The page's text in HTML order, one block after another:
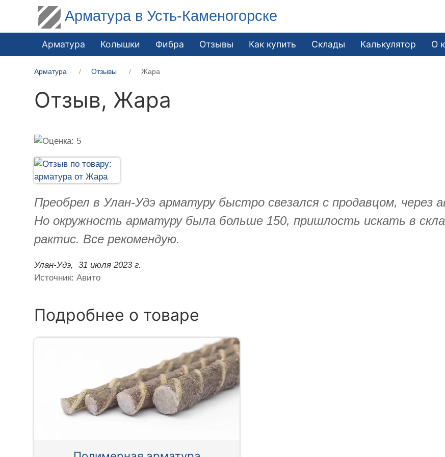
Арматура в Усть-Каменогорске
Арматура Колышки Фибра Отзывы Как купить Склады Калькулятор О
Арматура Отзывы Жара
Отзыв, Жара
Преобрел в Улан-Удэ арматуру быстро свезался с продавцом, через
Но окружность арматуру была больше 150, пришлость искать в
рактис. Все рекомендую.
Улан-Удэ,
31 июля 2023 г.
Источник: Авито
Подробнее о товаре